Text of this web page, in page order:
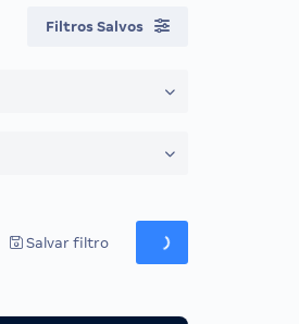
Filtros Salvos
Salvar filtro